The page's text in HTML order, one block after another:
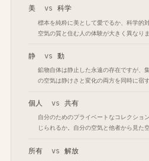
美 vs 科学
標本を純粋に美として愛でるか、科学的
空気の質と住む人の体験が大きく異なり
静 vs 動
鉱物自体は静止した永遠の存在ですが、
の空気は静けさと変化の両方を同時に宿
個人 vs 共有
自分のためのプライベートなコレクショ
じられるか。自分の空気と他者から見た
所有 vs 解放